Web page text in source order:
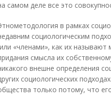
самом деле все это
в рамках
социологическим
«членами», как их
смысла их
внешне определения
социологических
только потому, что